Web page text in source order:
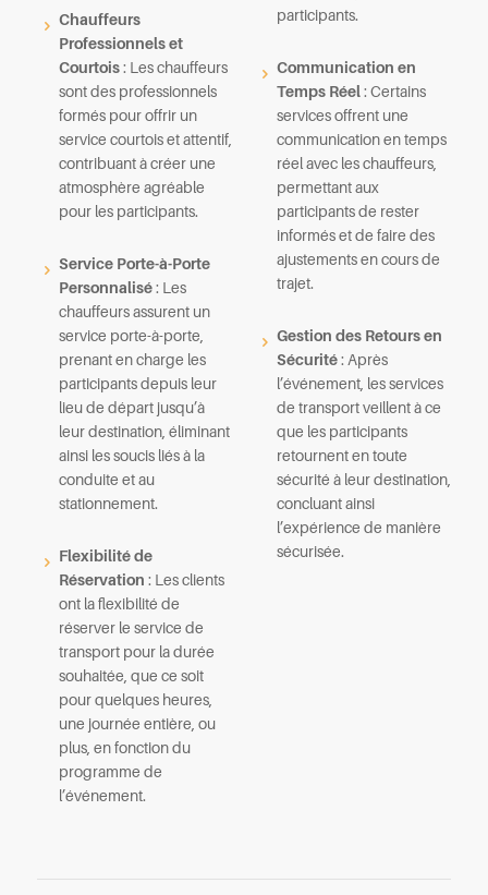
Chauffeurs
Professionnels et
Courtois : Les chauffeurs
sont des professionnels
formés pour offrir un
service courtois et attentif,
contribuant à créer une
atmosphère agréable
pour les participants.
Service Porte-à-Porte
Personnalisé : Les
chauffeurs assurent un
service porte-à-porte,
prenant en charge les
participants depuis leur
lieu de départ jusqu’à
leur destination, éliminant
ainsi les soucis liés à la
conduite et au
stationnement.
Flexibilité de
Réservation : Les clients
ont la flexibilité de
réserver le service de
transport pour la durée
souhaitée, que ce soit
pour quelques heures,
une journée entière, ou
plus, en fonction du
programme de
l’événement.
participants.
Communication en
Temps Réel : Certains
services offrent une
communication en temps
réel avec les chauffeurs,
permettant aux
participants de rester
informés et de faire des
ajustements en cours de
trajet.
Gestion des Retours en
Sécurité : Après
l’événement, les services
de transport veillent à ce
que les participants
retournent en toute
sécurité à leur destination,
concluant ainsi
l’expérience de manière
sécurisée.